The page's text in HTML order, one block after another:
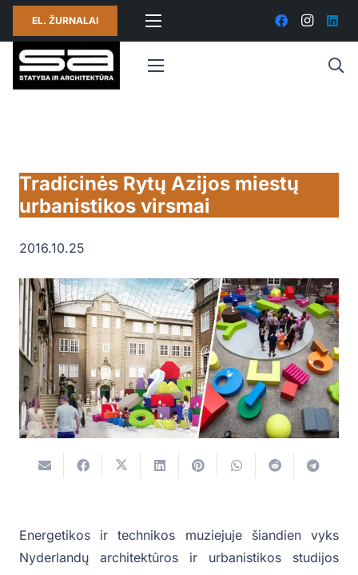
EL. ŽURNALAI
Tradicinės Rytų Azijos miestų
urbanistikos virsmai
2016.10.25
Energetikos ir technikos muziejuje šiandien vyks
Nyderlandų architektūros ir urbanistikos studijos